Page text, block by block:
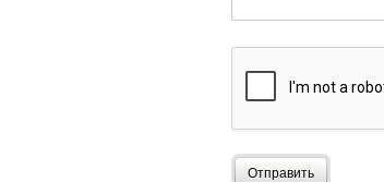
Отправить